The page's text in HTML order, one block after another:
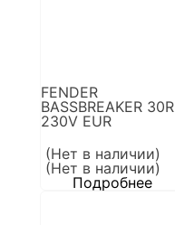
FENDER
BASSBREAKER 30R
230V EUR
(Нет в наличии)
(Нет в наличии)
Подробнее